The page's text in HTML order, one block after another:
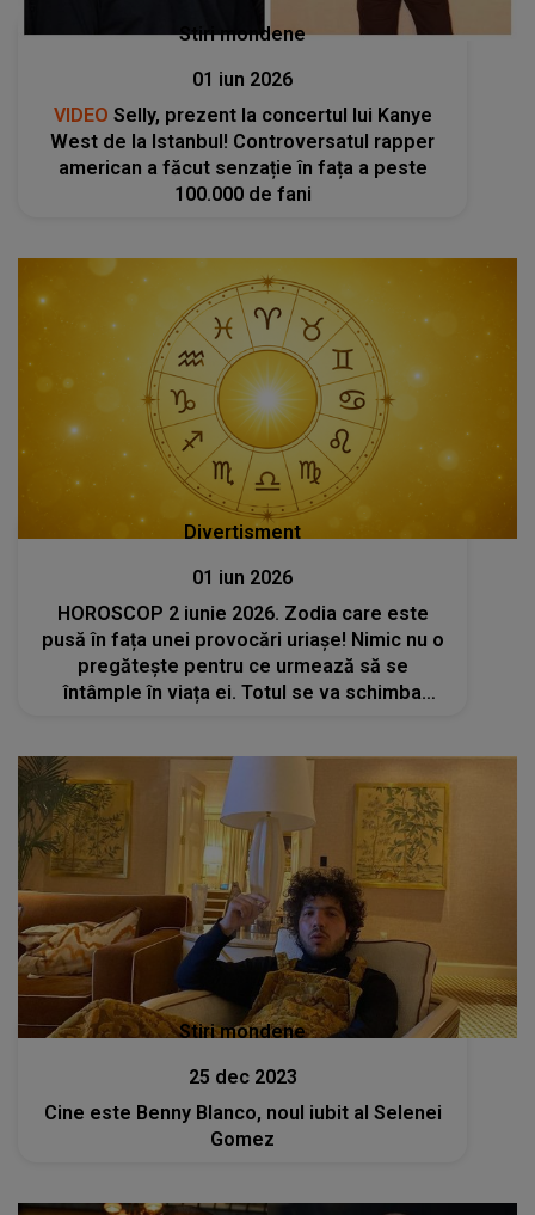
Stiri mondene
01 iun 2026
VIDEO Selly, prezent la concertul lui Kanye
West de la Istanbul! Controversatul rapper
american a făcut senzație în fața a peste
100.000 de fani
Divertisment
01 iun 2026
HOROSCOP 2 iunie 2026. Zodia care este
pusă în fața unei provocări uriașe! Nimic nu o
pregătește pentru ce urmează să se
întâmple în viața ei. Totul se va schimba
Stiri mondene
25 dec 2023
Cine este Benny Blanco, noul iubit al Selenei
Gomez